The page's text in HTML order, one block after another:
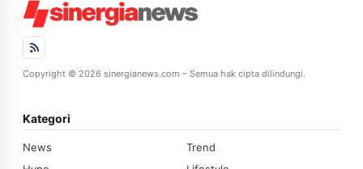
Copyright © 2026 sinergianews.com – Semua hak cipta dilindungi.
Kategori
News
Trend